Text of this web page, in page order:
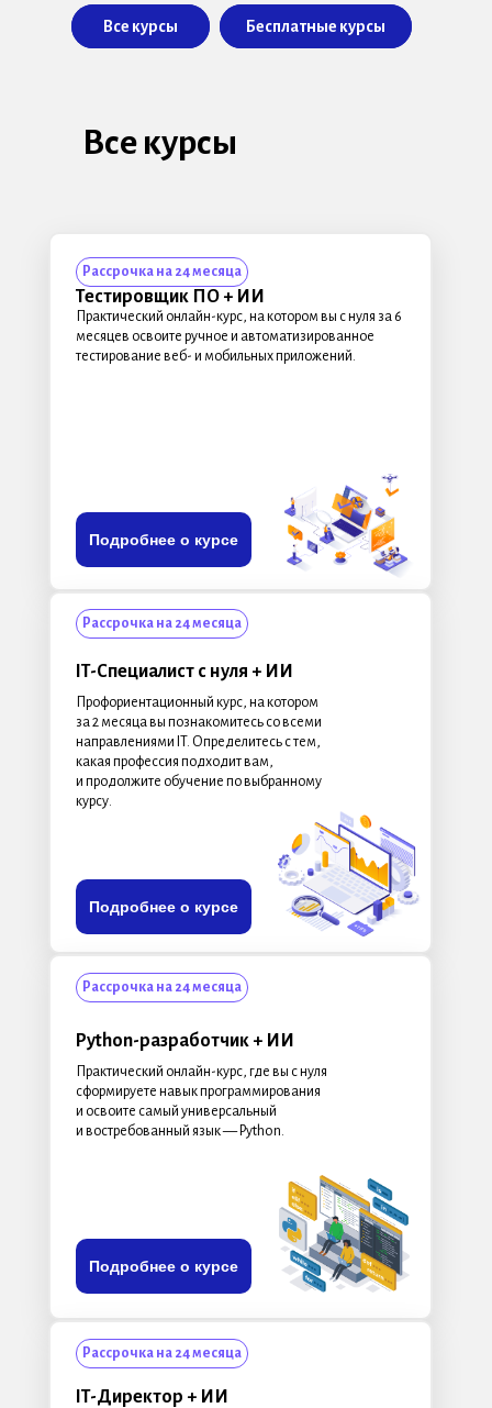
Бесплатные курсы
Бесплатные курсы
Все курсы
Все курсы
Все курсы
Подробнее о курсе
Рассрочка на 24 месяца
Тестировщик ПО + ИИ
Практический онлайн-курс, на котором вы с нуля за 6
месяцев освоите ручное и автоматизированное
тестирование веб- и мобильных приложений.
IT-Специалист с нуля + ИИ
Профориентационный курс, на котором
за 2 месяца вы познакомитесь со всеми
направлениями IT. Определитесь с тем,
какая профессия подходит вам,
и продолжите обучение по выбранному
курсу.
Рассрочка на 24 месяца
Подробнее о курсе
Python-разработчик + ИИ
Практический онлайн-курс, где вы с нуля
сформируете навык программирования
и освоите самый универсальный
и востребованный язык — Python.
Подробнее о курсе
Рассрочка на 24 месяца
Рассрочка на 24 месяца
IT-Директор + ИИ